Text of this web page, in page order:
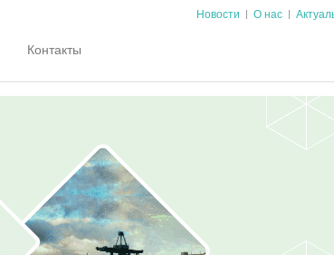
Новости О нас
Контакты